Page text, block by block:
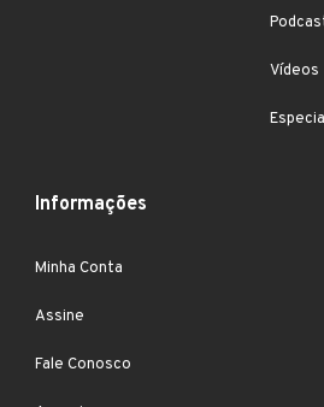
Vídeos
Informações
Minha Conta
Assine
Fale Conosco